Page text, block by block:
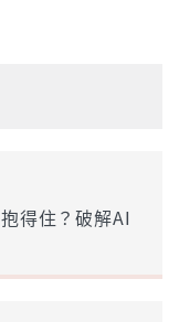
得住？破解AI